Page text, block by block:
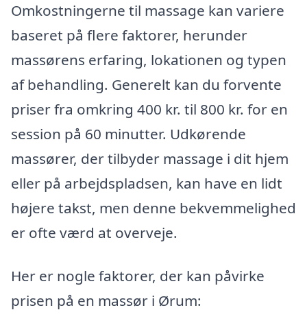
Omkostningerne til massage kan variere
baseret på flere faktorer, herunder
massørens erfaring, lokationen og typen
af behandling. Generelt kan du forvente
priser fra omkring 400 kr. til 800 kr. for en
session på 60 minutter. Udkørende
massører, der tilbyder massage i dit hjem
eller på arbejdspladsen, kan have en lidt
højere takst, men denne bekvemmelighed
er ofte værd at overveje.
Her er nogle faktorer, der kan påvirke
prisen på en massør i Ørum: